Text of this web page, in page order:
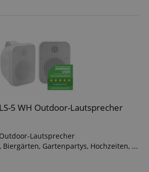
5 WH Outdoor-Lautsprecher
Lautsprecher
Biergärten, Gartenpartys, Hochzeiten, ...
(RMS)